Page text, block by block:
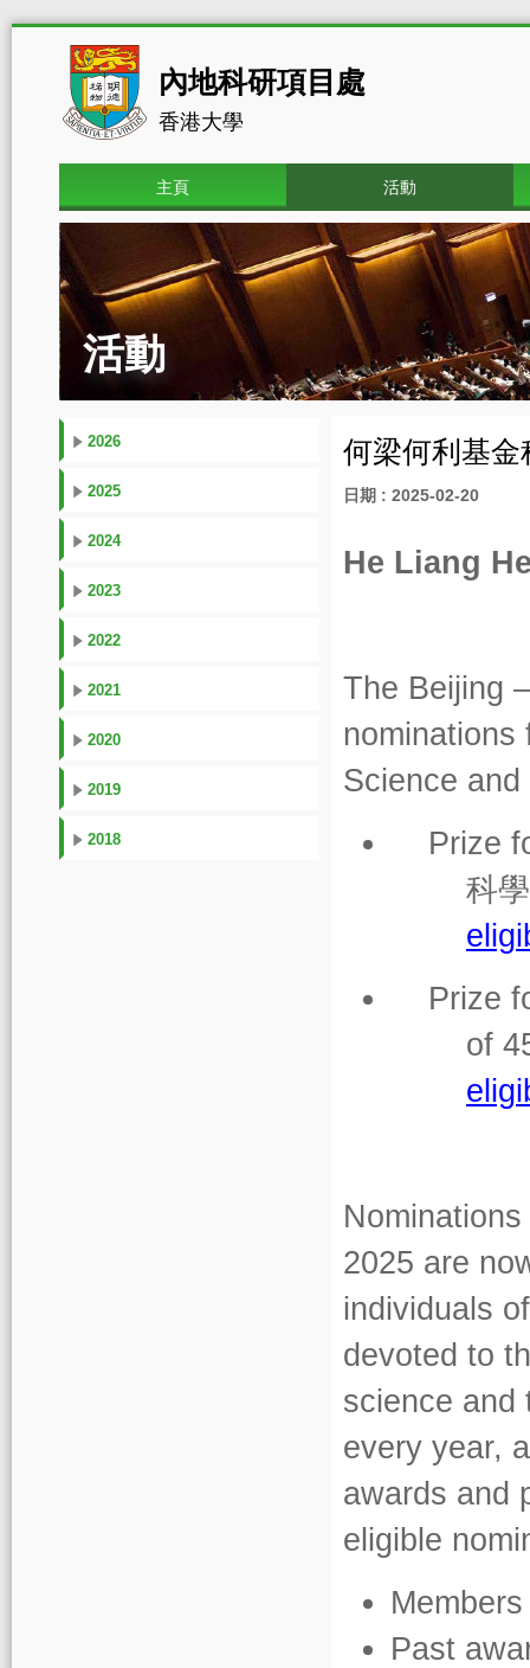
內地科研項目處
香港大學
主頁 活動
活動
2026
2025
2024
2023
2022
2021
2020
2019
2018
何梁何利基
日期 : 2025-02-20
He Liang
The Beijing
nominations
Science
Prize
科
Prize
of
2025 are
individuals
devoted to
science and
every year,
awards and
eligible
Past